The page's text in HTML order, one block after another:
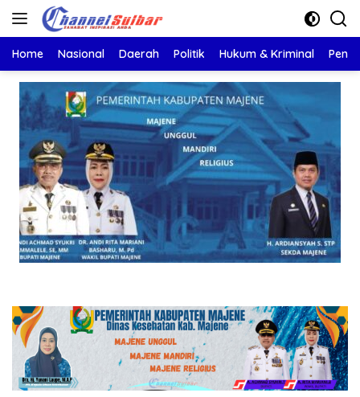
Langsung
Home Nasional Daerah Politik Hukum & Kriminal